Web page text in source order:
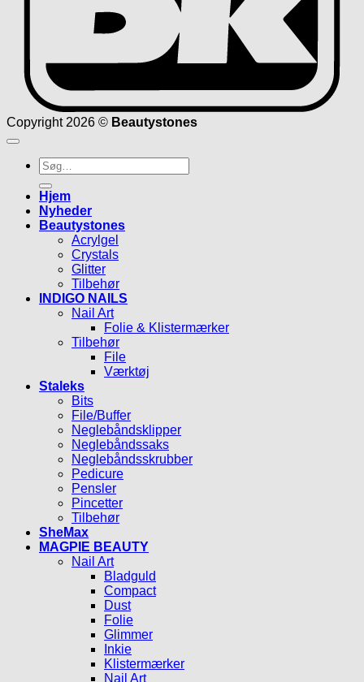
Copyright 2026 © Beautystones
Søg
efter:
Hjem
Nyheder
Beautystones
Acrylgel
Crystals
Glitter
Tilbehør
INDIGO NAILS
Nail Art
Folie & Klistermærker
Tilbehør
File
Værktøj
Staleks
Bits
File/Buffer
Neglebåndsklipper
Neglebåndssaks
Neglebåndsskrubber
Pedicure
Pensler
Pincetter
Tilbehør
SheMax
MAGPIE BEAUTY
Nail Art
Bladguld
Compact
Dust
Folie
Glimmer
Inkie
Klistermærker
Nail Art